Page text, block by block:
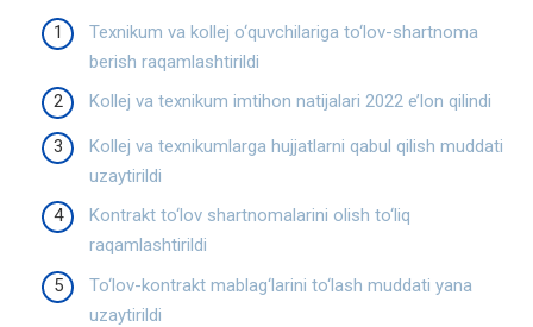
Texnikum va kollej o‘quvchilariga to‘lov-shartnoma
berish raqamlashtirildi
Kollej va texnikum imtihon natijalari 2022 e’lon qilindi
Kollej va texnikumlarga hujjatlarni qabul qilish muddati
uzaytirildi
Kontrakt to‘lov shartnomalarini olish to‘liq
raqamlashtirildi
To‘lov-kontrakt mablag‘larini to‘lash muddati yana
uzaytirildi